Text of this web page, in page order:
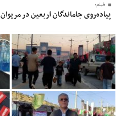
فیلم؛
پیاده‌روی جاماندگان اربعین در مریوان